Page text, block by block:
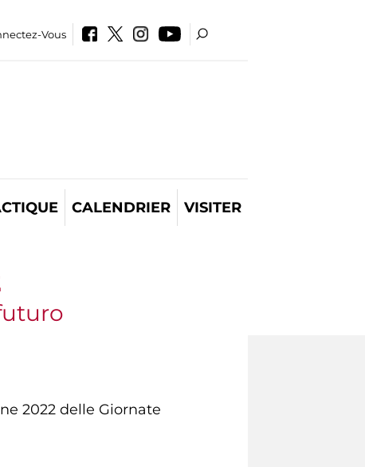
Vous
CALENDRIER VISITER
2022 delle Giornate